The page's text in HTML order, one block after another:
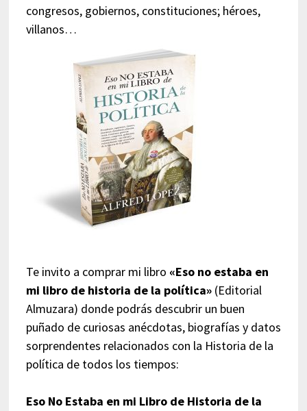
congresos, gobiernos, constituciones; héroes,
villanos…
Te invito a comprar mi libro «Eso no estaba en
mi libro de historia de la política»(Editorial
Almuzara) donde podrás descubrir un buen
puñado de curiosas anécdotas, biografías y datos
sorprendentes relacionados con la Historia de la
política de todos los tiempos:
Eso No Estaba en mi Libro de Historia de la